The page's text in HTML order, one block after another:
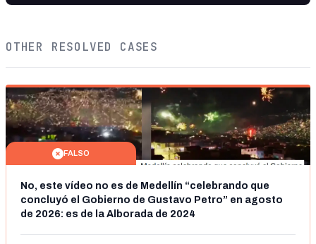
OTHER RESOLVED CASES
FALSO
No, este vídeo no es de Medellín “celebrando que
concluyó el Gobierno de Gustavo Petro” en agosto
de 2026: es de la Alborada de 2024